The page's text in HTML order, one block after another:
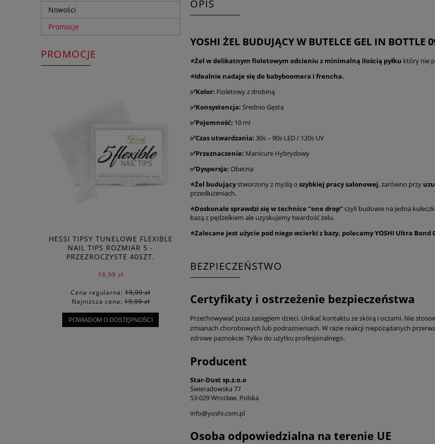
Nowości
Promocje
PROMOCJE
HESSI TIPSY TUNELOWE FLEXIBLE
NAIL TIPS ROZMIAR 5 -
PRZEZROCZYSTE 40SZT.
16,99 zł
Cena regularna: 19,99 zł
Najniższa cena:19,99 zł
POWIADOM O DOSTĘPNOŚCI
OPIS
YOSHI ŻEL BUDUJĄCY W BUTELCE GEL IN
⭐Żel w delikatnym fioletowym odcieniu z minimalną ilością pyłku który nie
⭐Idealnie nadaje się do babyboomera i frencha.
✅Kolor: Fioletowy z drobiną
✅Konsystencja: Średnio Gęsta
✅Pojemność: 10 ml
✅Czas utwardzania: 30s – 90s LED / 120s UV
✅Przeznaczenie: Manicure Hybrydowy
✅Dyspersja: Obecna
⭐Żel budującystworzony z myślą o szybkiej pracy salonowej, zarówno przy
przedłużeniach.
⭐Doskonale sprawdzi się w technice “one drop”czyli budowie na jedna
bazą z pędzelkiem ale uzyskujemy twardość żelu.
⭐Zalecane jest użycie pod niego wcierki z bazy, polecamy YOSHI Ultra Bond
BEZPIECZEŃSTWO
Certyfikaty i ostrzeżenie bezpieczeństwa
Przechowywać poza zasięgiem dzieci. Unikać kontaktu ze skórą i oczami. Nie
zmianach chorobowych lub podrażnieniach. W razie reakcji niepożądanych
zdrowe paznokcie. Tylko do użytku profesjonalnego.
Producent
Star-Dust sp.z.o.o
Świeradowska 77
53-029 Wrocław, Polska
info@yoshi.com.pl
Osoba odpowiedzialna na terenie UE